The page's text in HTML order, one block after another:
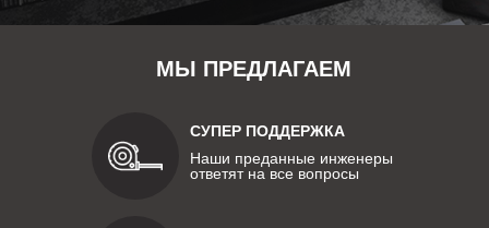
МЫ ПРЕДЛАГАЕМ
СУПЕР ПОДДЕРЖКА
Наши преданные инженеры
ответят на все вопросы